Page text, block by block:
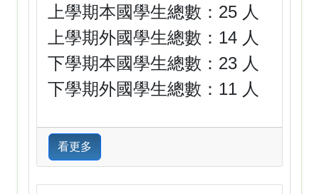
上學期本國學生總數：25 人
上學期外國學生總數：14 人
下學期本國學生總數：23 人
下學期外國學生總數：11 人
看更多